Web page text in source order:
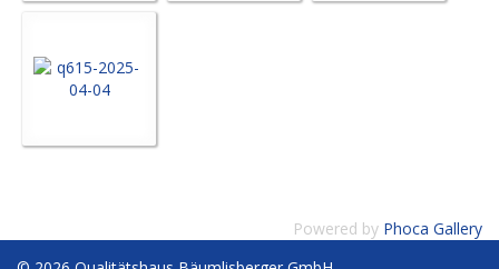
Powered by Phoca Gallery